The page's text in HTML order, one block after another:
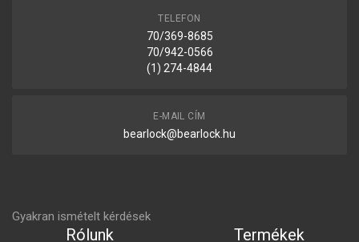
TELEFON
70/369-8685
70/942-0566
(1) 274-4844
E-MAIL CÍM
bearlock@bearlock.hu
Gyakran ismételt kérdések
Rólunk Termékek